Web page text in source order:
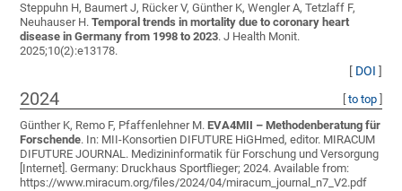
Steppuhn H, Baumert J, Rücker V, Günther K, Wengler A, Tetzlaff F,
Neuhauser H.Temporal trends in mortality due to coronary heart
disease in Germany from 1998 to 2023. J Health Monit.
2025;10(2):e13178.
[ DOI ]
2024 to top]
Günther K, Remo F, Pfaffenlehner M.EVA4MII – Methodenberatung für
Forschende. In: MII-Konsortien DIFUTURE HiGHmed, editor. MIRACUM
DIFUTURE JOURNAL. Medizininformatik für Forschung und Versorgung
[Internet]. Germany: Druckhaus Sportflieger; 2024. Available from:
https://www.miracum.org/files/2024/04/miracum_journal_n7_V2.pdf